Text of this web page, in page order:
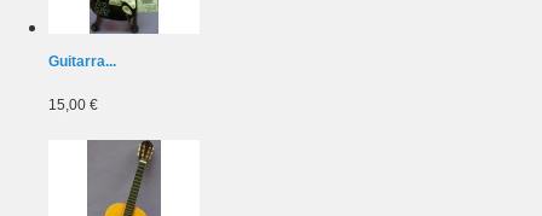
Guitarra...
15,00 €